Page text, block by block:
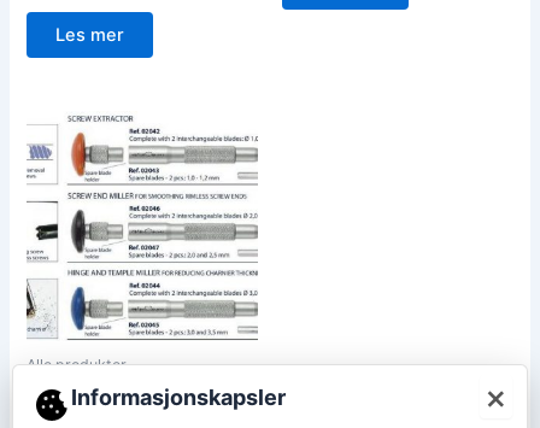
Les mer
Alle produkter
02042-Screw extractor,
02044-Sjarnierfres,
×
Informasjonskapsler